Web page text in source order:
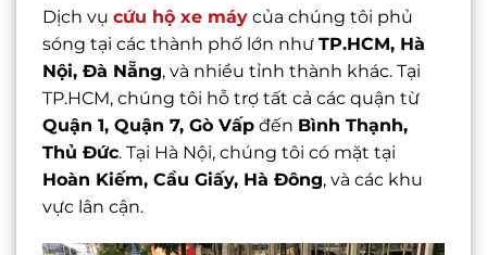
Dịch vụ cứu hộ xe máy của chúng tôi phủ
sóng tại các thành phố lớn như TP.HCM, Hà
Nội, Đà Nẵng, và nhiều tỉnh thành khác. Tại
TP.HCM, chúng tôi hỗ trợ tất cả các quận từ
Quận 1, Quận 7, Gò Vấp đến Bình Thạnh,
Thủ Đức. Tại Hà Nội, chúng tôi có mặt tại
Hoàn Kiếm, Cầu Giấy, Hà Đông, và các khu
vực lân cận.